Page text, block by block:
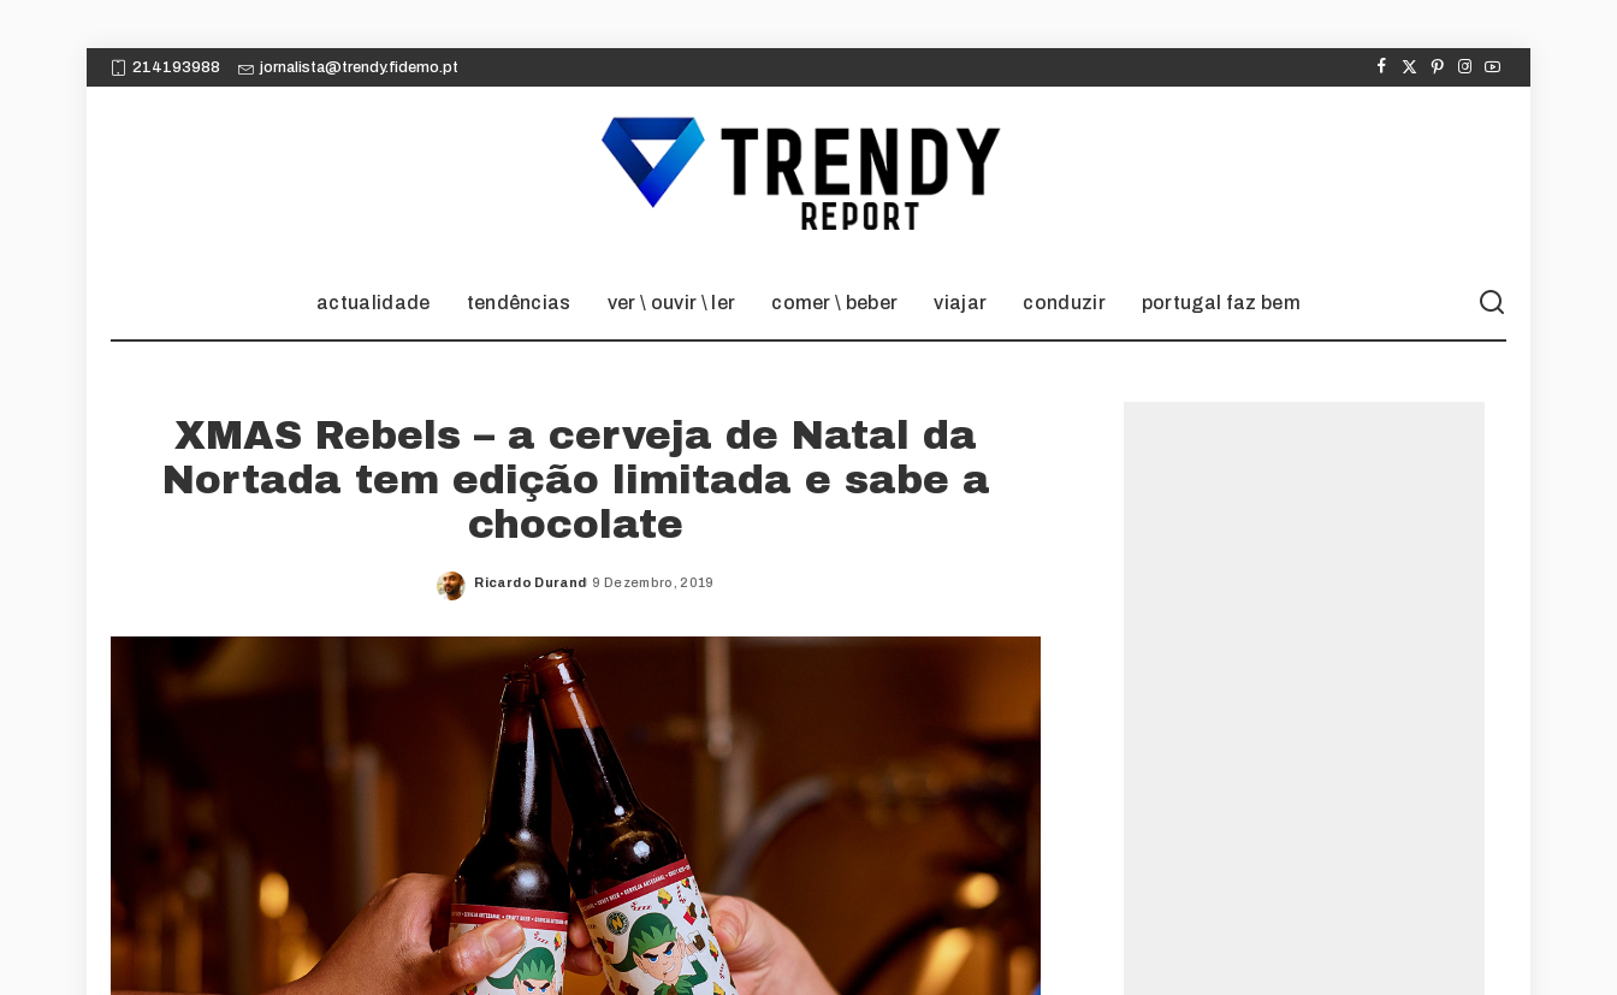
214193988 jornalista@trendy.fidemo.pt
actualidade tendências ver \ ouvir \ ler comer \ beber viajar conduzir portugal faz bem
XMAS Rebels – a cerveja de Natal da
Nortada tem edição limitada e sabe a
chocolate
Posted
Ricardo Durand 9 Dezembro, 2019